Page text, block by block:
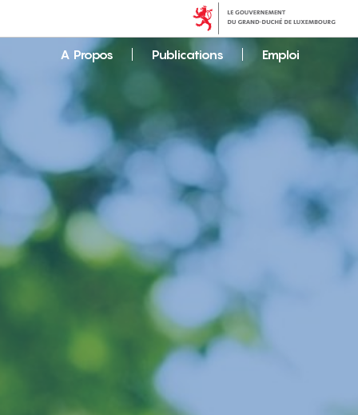
A Propos Publications Emploi